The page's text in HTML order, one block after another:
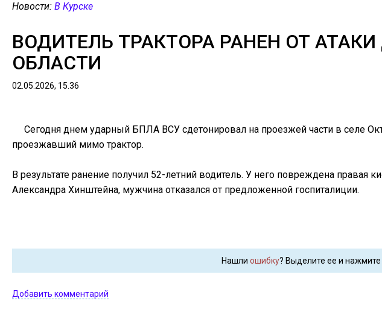
Новости: В Курске
ВОДИТЕЛЬ ТРАКТОРА РАНЕН ОТ
ОБЛАСТИ
02.05.2026, 15.36
Сегодня днем ударный БПЛА ВСУ сдетонировал на проезжей части в селе
проезжавший мимо трактор.
В результате ранение получил 52-летний водитель. У него повреждена правая
Александра Хинштейна, мужчина отказался от предложенной госпиталиции.
Нашли ошибку? Выделите ее и нажмите
Добавить комментарий